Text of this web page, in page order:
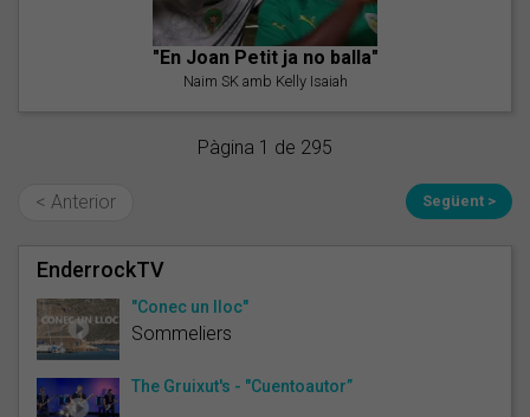
"En Joan Petit ja no balla"
Naim SK amb Kelly Isaiah
Pàgina 1 de 295
< Anterior Següent >
EnderrockTV
"Conec un lloc"
Sommeliers
The Gruixut's - "Cuentoautor”